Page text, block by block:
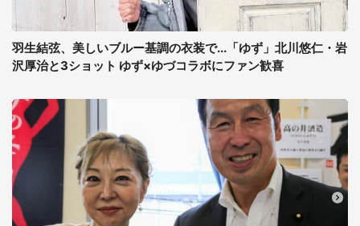
羽生結弦、美しいブルー基調の衣装で...「ゆず」北川悠仁・岩
沢厚治と3ショット ゆず×ゆづコラボにファン歓喜